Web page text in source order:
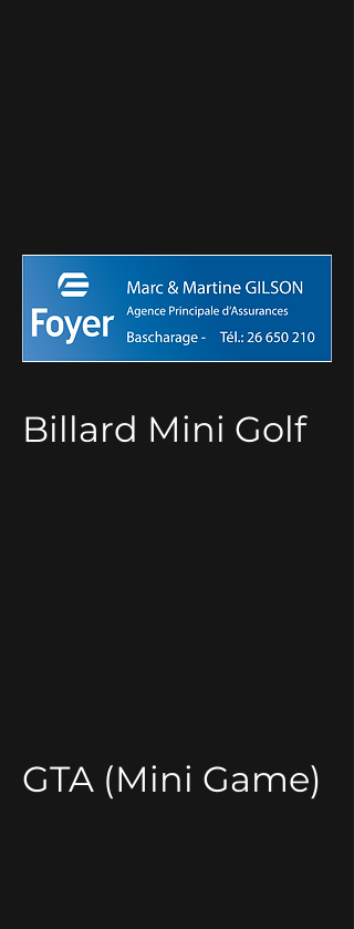
Billard Mini Golf
GTA (Mini Game)